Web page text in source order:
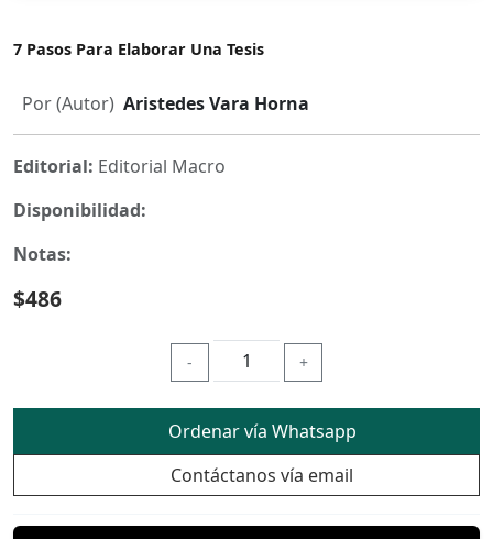
7 Pasos Para Elaborar Una Tesis
Por (Autor) Aristedes Vara Horna
Editorial: Editorial Macro
Disponibilidad:
Notas:
$486
- +
Ordenar vía Whatsapp
Contáctanos vía email